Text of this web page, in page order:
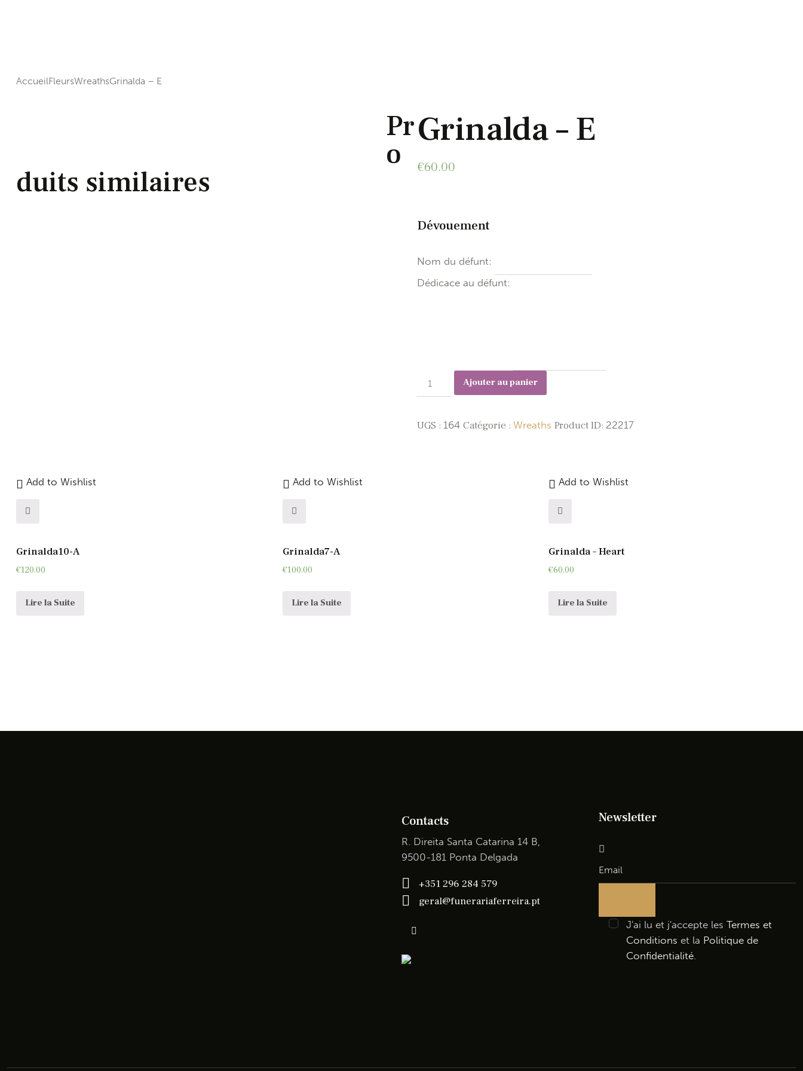
AccueilFleursWreathsGrinalda – E
Grinalda – E
€60.00
Dévouement
Nom du défunt:
Dédicace au défunt:
Ajouter au panier
UGS : 164 Catégorie : Wreaths Product ID: 22217
Pr
o
duits similaires
Add to Wishlist
Grinalda10-A
€120.00
Lire la Suite
Add to Wishlist
Grinalda7-A
€100.00
Lire la Suite
Add to Wishlist
Grinalda – Heart
€60.00
Lire la Suite
Contacts
R. Direita Santa Catarina 14 B,
9500-181 Ponta Delgada
+351 296 284 579
geral@funerariaferreira.pt
Newsletter
J'ai lu et j'accepte lesTermes et
Conditionset la Politique de
Confidentialité.